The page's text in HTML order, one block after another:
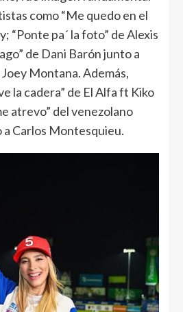
como “Me quedo en el
“Ponte pa´ la foto” de Alexis
de Dani Barón junto a
Joey Montana. Además,
la cadera” de El Alfa ft Kiko
atrevo” del venezolano
Carlos Montesquieu.